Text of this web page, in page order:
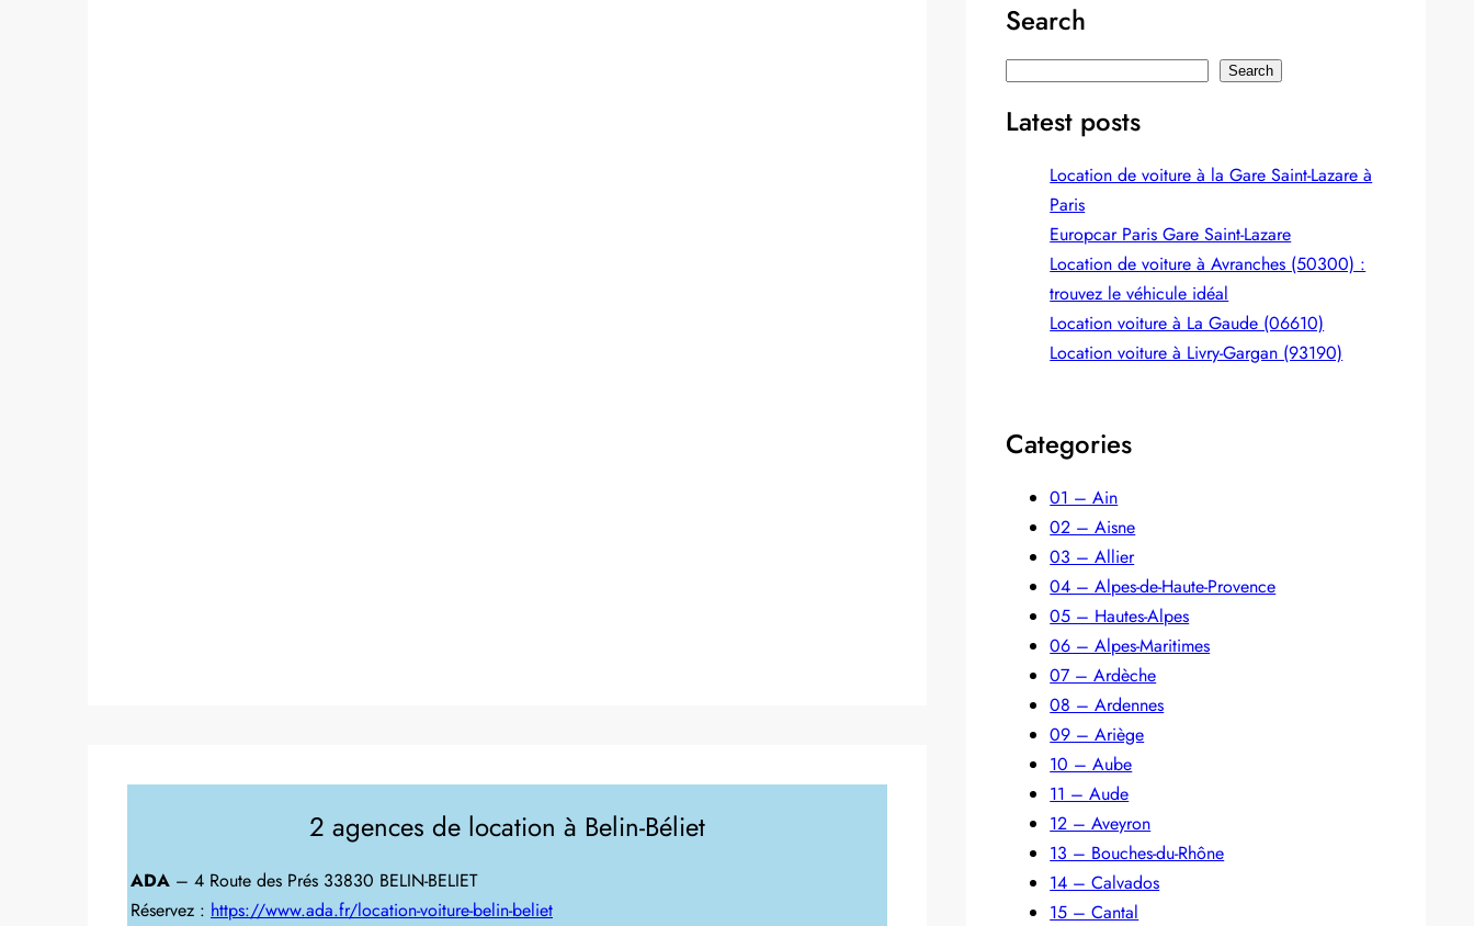
2 agences de location à Belin-Béliet
ADA – 4 Route des Prés 33830 BELIN-BELIET
Réservez : https://www.ada.fr/location-voiture-belin-beliet
Search
a
Search
Latest posts
Location de voiture à la Gare Saint-Lazare à
Paris
Europcar Paris Gare Saint‑Lazare
Location de voiture à Avranches (50300) :
trouvez le véhicule idéal
Location voiture à La Gaude (06610)
Location voiture à Livry-Gargan (93190)
Categories
01 – Ain
02 – Aisne
03 – Allier
04 – Alpes-de-Haute-Provence
05 – Hautes-Alpes
06 – Alpes-Maritimes
07 – Ardèche
08 – Ardennes
09 – Ariège
10 – Aube
11 – Aude
12 – Aveyron
13 – Bouches-du-Rhône
14 – Calvados
15 – Cantal